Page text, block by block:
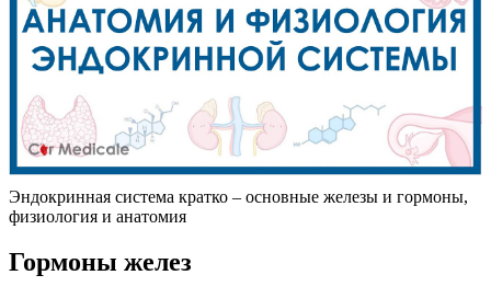
Эндокринная система кратко – основные железы и гормоны,
физиология и анатомия
Гормоны желез